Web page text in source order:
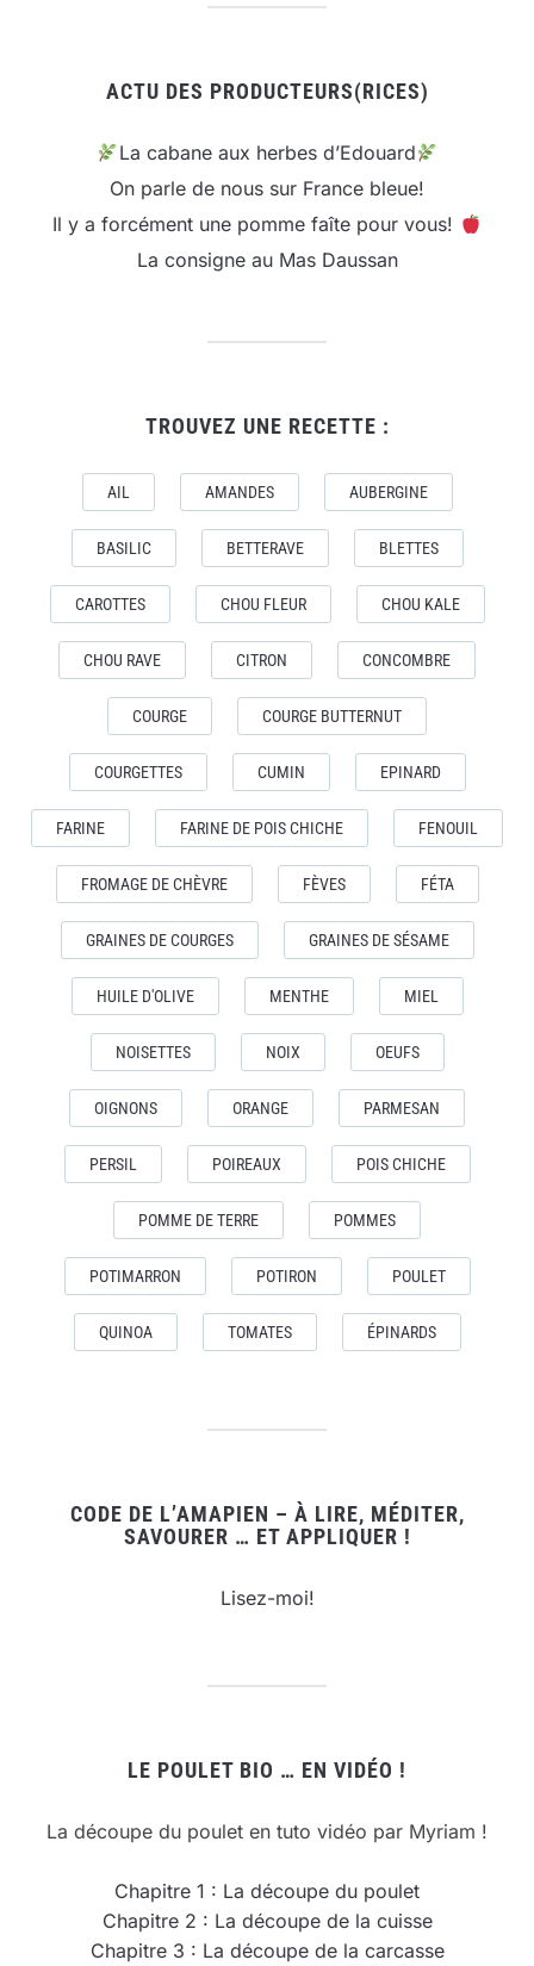
ACTU DES PRODUCTEURS(RICES)
La cabane aux herbes d’Edouard
On parle de nous sur France bleue!
Il y a forcément une pomme faîte pour vous!
La consigne au Mas Daussan
TROUVEZ UNE RECETTE :
AIL AMANDES AUBERGINE
BASILIC BETTERAVE BLETTES
CAROTTES CHOU FLEUR CHOU KALE
CHOU RAVE CITRON CONCOMBRE
COURGE COURGE BUTTERNUT
COURGETTES CUMIN EPINARD
FARINE FARINE DE POIS CHICHE FENOUIL
FROMAGE DE CHÈVRE FÈVES FÉTA
GRAINES DE COURGES GRAINES DE SÉSAME
HUILE D'OLIVE MENTHE MIEL
NOISETTES NOIX OEUFS
OIGNONS ORANGE PARMESAN
PERSIL POIREAUX POIS CHICHE
POMME DE TERRE POMMES
POTIMARRON POTIRON POULET
QUINOA TOMATES ÉPINARDS
CODE DE L’AMAPIEN – À LIRE, MÉDITER,
SAVOURER … ET APPLIQUER !
Lisez-moi!
LE POULET BIO … EN VIDÉO !
La découpe du poulet en tuto vidéo par Myriam !
Chapitre 1 : La découpe du poulet
Chapitre 2 : La découpe de la cuisse
Chapitre 3 : La découpe de la carcasse